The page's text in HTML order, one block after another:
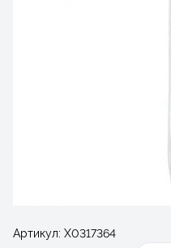
Артикул: Х0317364